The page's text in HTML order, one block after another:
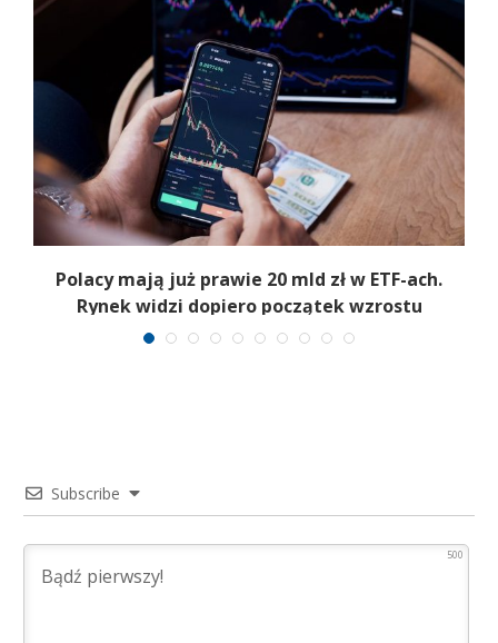
Polacy mają już prawie 20 mld zł w ETF-ach.
Rynek widzi dopiero początek wzrostu
Subscribe
500